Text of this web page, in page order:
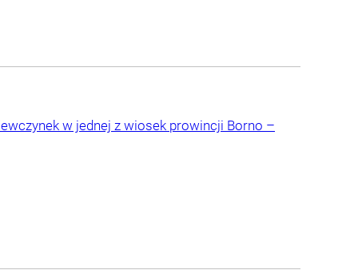
w jednej z wiosek prowincji Borno –